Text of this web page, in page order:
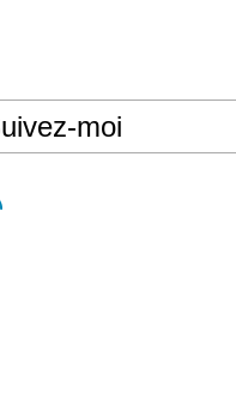
moi